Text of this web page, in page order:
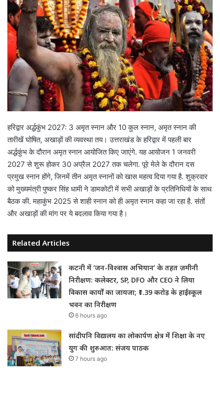
हरिद्वार अर्द्धकुंभ 2027: 3 अमृत स्नान और 10 कुल स्नान, अमृत स्नान की
तारीखें घोषित, अखाड़ों की व्यवस्था तय। उत्तराखंड के हरिद्वार में पहली बार
अर्द्धकुंभ के दौरान अमृत स्नान आयोजित किए जाएंगे. यह आयोजन 1 जनवरी
2027 से शुरू होकर 30 अप्रैल 2027 तक चलेगा. पूरे मेले के दौरान दस
प्रमुख स्नान होंगे, जिनमें तीन अमृत स्नानों को खास महत्व दिया गया है. शुक्रवार
को मुख्यमंत्री पुष्कर सिंह धामी ने डामकोटी में सभी अखाड़ों के प्रतिनिधियों के साथ
बैठक की. महाकुंभ 2025 से शाही स्नान को ही अमृत स्नान कहा जा रहा है. संतों
और अखाड़ों की मांग पर ये बदलाव किया गया है।
Related Articles
कटनी में ‘जन-विश्वास अभियान’ के तहत ज़मीनी
निरीक्षण: कलेक्टर, SP, DFO और CEO ने लिया
विकास कार्यों का जायजा; ₹1.39 करोड़ के हाईस्कूल
भवन का निरीक्षण
6 hours ago
सांदीपनि विद्यालय का लोकार्पण क्षेत्र में शिक्षा के नए
युग की शुरुआत: संजय पाठक
7 hours ago